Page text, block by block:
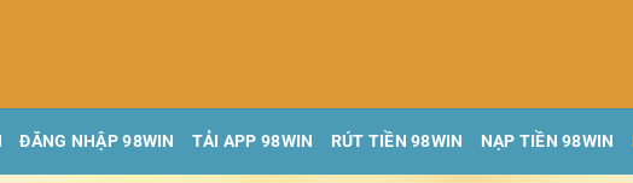
ĐĂNG NHẬP 98WIN TẢI APP 98WIN RÚT TIỀN 98WIN NẠP TIỀN 98WIN